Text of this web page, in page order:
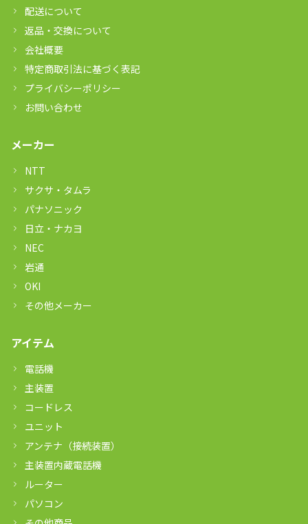
配送について
返品・交換について
会社概要
特定商取引法に基づく表記
プライバシーポリシー
お問い合わせ
メーカー
NTT
サクサ・タムラ
パナソニック
日立・ナカヨ
NEC
岩通
OKI
その他メーカー
アイテム
電話機
主装置
コードレス
ユニット
アンテナ（接続装置）
主装置内蔵電話機
ルーター
パソコン